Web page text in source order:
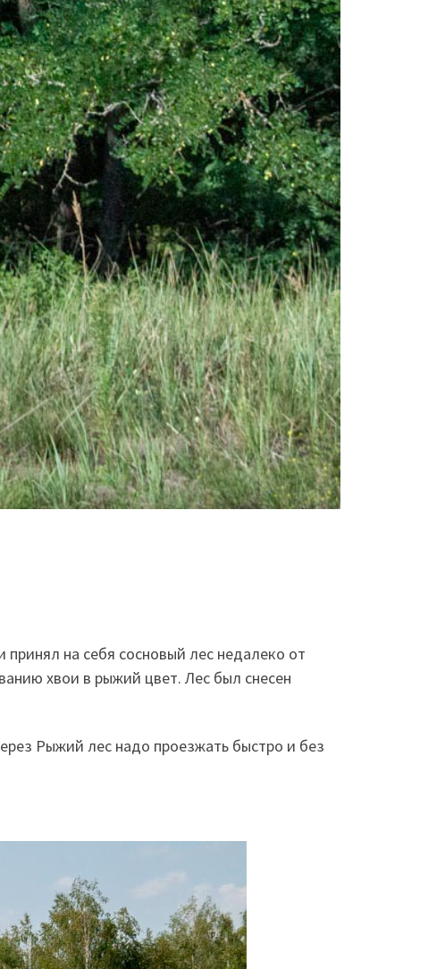
на себя сосновый лес недалеко от
хвои в рыжий цвет. Лес был снесен
Рыжий лес надо проезжать быстро и без